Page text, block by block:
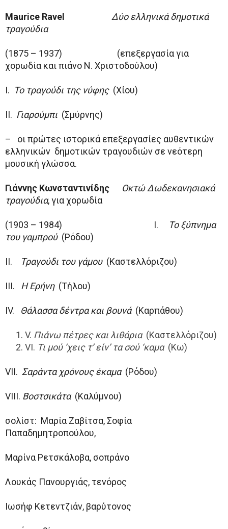
Maurice Ravel
Δύο ελληνικά δημοτικά
τραγούδια
(1875 – 1937) (επεξεργασία για
χορωδία και πιάνο Ν. Χριστοδούλου)
Ι. Το τραγούδι της νύφης(Χίου)
ΙΙ. Γιαρούμπι (Σμύρνης)
– οι πρώτες ιστορικά επεξεργασίες αυθεντικών
ελληνικών δημοτικών τραγουδιών σε νεότερη
μουσική γλώσσα.
Γιάννης Κωνσταντινίδης
Οκτώ Δωδεκανησιακά
τραγούδια, για χορωδία
(1903 – 1984) Ι.
Το ξύπνημα
του γαμπρού(Ρόδου)
ΙΙ. Τραγούδι του γάμου(Καστελλόριζου)
ΙΙΙ. Η Ερήνη(Τήλου)
ΙV. Θάλασσα δέντρα και βουνά(Καρπάθου)
V. Πιάνω πέτρες και λιθάρια(Καστελλόριζου)
VI. Τι μού ‘χεις τ’ είν’ τα σού ‘καμα(Κω)
VII. Σαράντα χρόνους έκαμα(Ρόδου)
VIII. Βοστσικάτα (Καλύμνου)
σολίστ: Μαρία Ζαβίτσα, Σοφία
Παπαδημητροπούλου,
Μαρίνα Ρετσκάλοβα, σοπράνο
Λουκάς Πανουργιάς, τενόρος
Ιωσήφ Κετεντζιάν, βαρύτονος